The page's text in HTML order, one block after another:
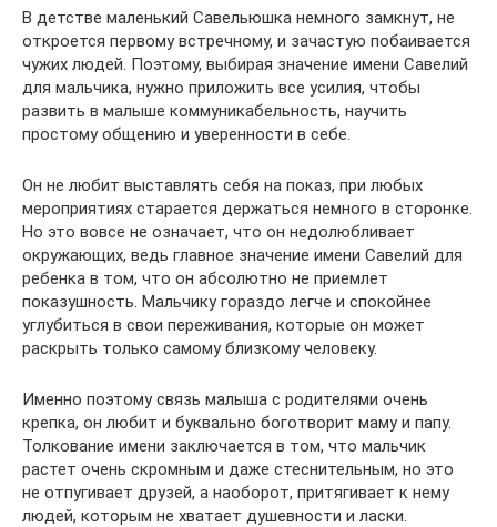
В детстве маленький Савельюшка немного замкнут, не
откроется первому встречному, и зачастую побаивается
чужих людей. Поэтому, выбирая значение имени Савелий
для мальчика, нужно приложить все усилия, чтобы
развить в малыше коммуникабельность, научить
простому общению и уверенности в себе.
Он не любит выставлять себя на показ, при любых
мероприятиях старается держаться немного в сторонке.
Но это вовсе не означает, что он недолюбливает
окружающих, ведь главное значение имени Савелий для
ребенка в том, что он абсолютно не приемлет
показушность. Мальчику гораздо легче и спокойнее
углубиться в свои переживания, которые он может
раскрыть только самому близкому человеку.
Именно поэтому связь малыша с родителями очень
крепка, он любит и буквально боготворит маму и папу.
Толкование имени заключается в том, что мальчик
растет очень скромным и даже стеснительным, но это
не отпугивает друзей, а наоборот, притягивает к нему
людей, которым не хватает душевности и ласки.